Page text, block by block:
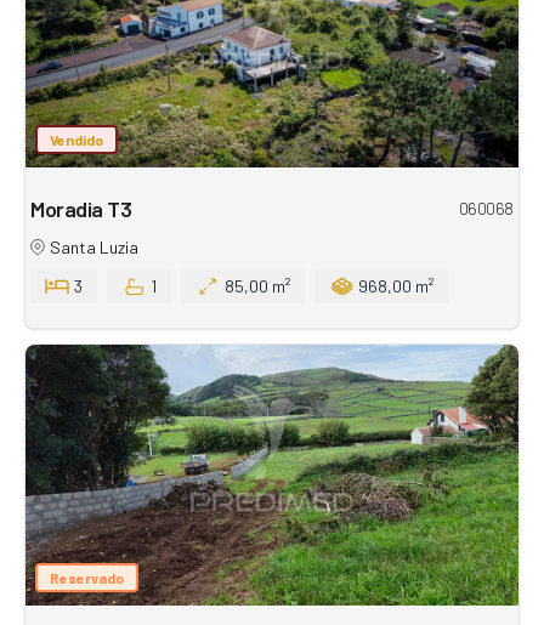
Vendido
Moradia T3
060068
Santa Luzia
3
1 85,00 m² 968,00 m²
Reservado